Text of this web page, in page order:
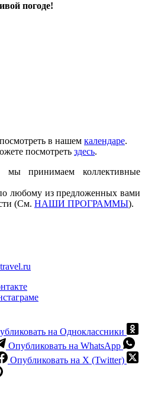
погоде!
в нашем календаре.
посмотреть здесь.
принимаем коллективные
любому из предложенных вами
(См. НАШИ ПРОГРАММЫ).
на Одноклассники
Опубликовать на WhatsApp
Опубликовать на X (Twitter)